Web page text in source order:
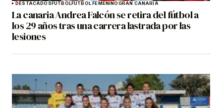
DESTACADOSFÚTBOLFÚTBOL FEMENINOGRAN CANARIA
La canaria Andrea Falcón se retira del fútbol a
los 29 años tras una carrera lastrada por las
lesiones